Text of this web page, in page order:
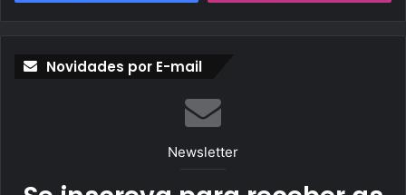
Novidades por E-mail
Newsletter